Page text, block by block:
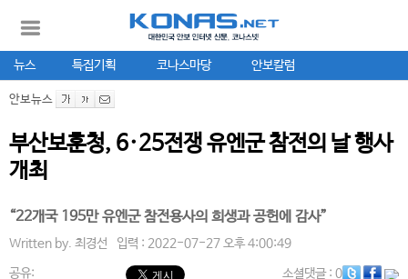
뉴스 특집기획 코나스마당 안보칼럼
안보뉴스
부산보훈청, 6·25전쟁 유엔군 참전의 날 행사
개최
“22개국 195만 유엔군 참전용사의 희생과 공헌에 감사”
Written by. 최경선 입력 : 2022-07-27 오후 4:00:49
공유: 소셜댓글: 0